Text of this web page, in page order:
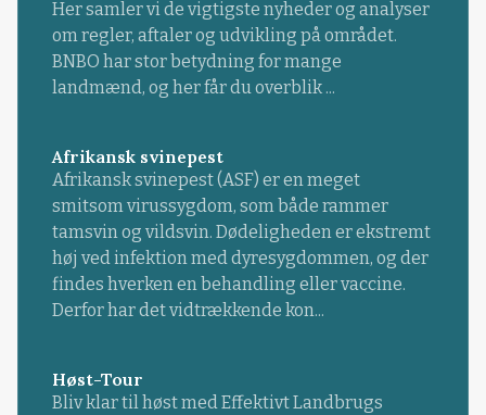
Her samler vi de vigtigste nyheder og analyser
om regler, aftaler og udvikling på området.
BNBO har stor betydning for mange
landmænd, og her får du overblik ...
Afrikansk svinepest
Afrikansk svinepest (ASF) er en meget
smitsom virussygdom, som både rammer
tamsvin og vildsvin. Dødeligheden er ekstremt
høj ved infektion med dyresygdommen, og der
findes hverken en behandling eller vaccine.
Derfor har det vidtrækkende kon...
Høst-Tour
Bliv klar til høst med Effektivt Landbrugs